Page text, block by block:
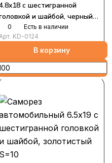
с шестигранной
и шайбой, черный
S=8
0
Есть в наличии
KD-0124
В корзину